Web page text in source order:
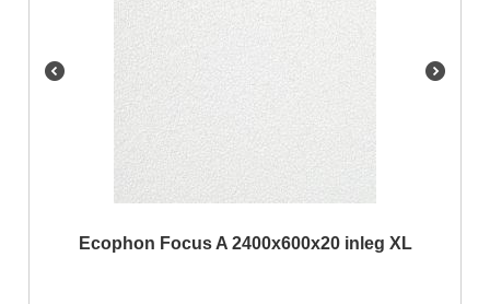
Ecophon Focus A 2400x600x20 inleg XL